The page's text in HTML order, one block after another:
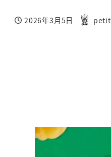
投稿日
2026年3月5日
著
petit